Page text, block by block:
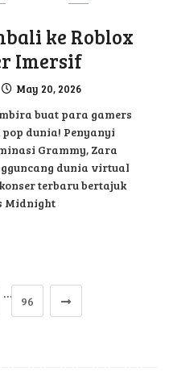
ke Roblox
Imersif
May 20, 2026
buat para gamers
dunia! Penyanyi
Grammy, Zara
dunia virtual
terbaru bertajuk
Midnight
…
96